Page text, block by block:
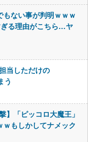
もない事が判明ｗｗｗ
る理由がこちら…ヤ
当しただけの
う
】「ピッコロ大魔王」
もしかしてナメック